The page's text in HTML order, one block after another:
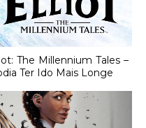
The Millennium Tales –
Ter Ido Mais Longe